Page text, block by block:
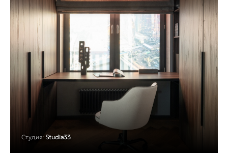
Студия: Studia33